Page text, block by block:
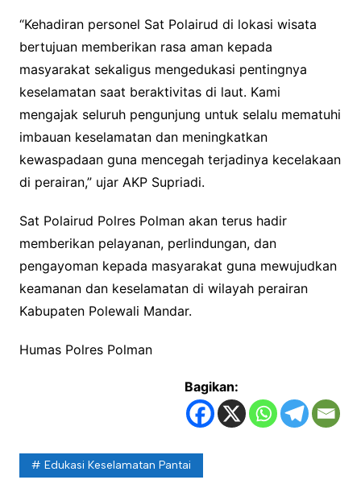
“Kehadiran personel Sat Polairud di lokasi wisata
bertujuan memberikan rasa aman kepada
masyarakat sekaligus mengedukasi pentingnya
keselamatan saat beraktivitas di laut. Kami
mengajak seluruh pengunjung untuk selalu mematuhi
imbauan keselamatan dan meningkatkan
kewaspadaan guna mencegah terjadinya kecelakaan
di perairan,” ujar AKP Supriadi.
Sat Polairud Polres Polman akan terus hadir
memberikan pelayanan, perlindungan, dan
pengayoman kepada masyarakat guna mewujudkan
keamanan dan keselamatan di wilayah perairan
Kabupaten Polewali Mandar.
Humas Polres Polman
Bagikan:
Edukasi Keselamatan Pantai